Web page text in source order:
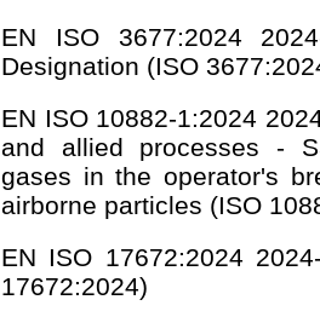
EN ISO 3677:2024
Designation (ISO
EN ISO 10882-1:2024
and allied processes -
gases in the operator's
airborne particles (ISO
EN ISO 17672:2024
17672:2024)